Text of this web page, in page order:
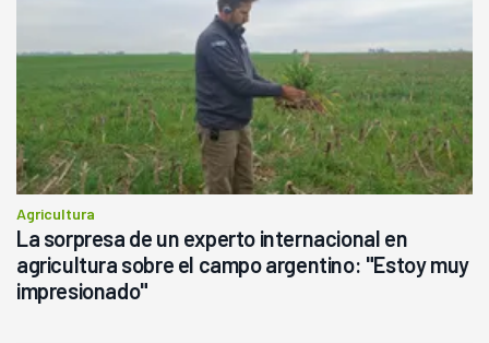
Agricultura
La sorpresa de un experto internacional en
agricultura sobre el campo argentino: "Estoy muy
impresionado"